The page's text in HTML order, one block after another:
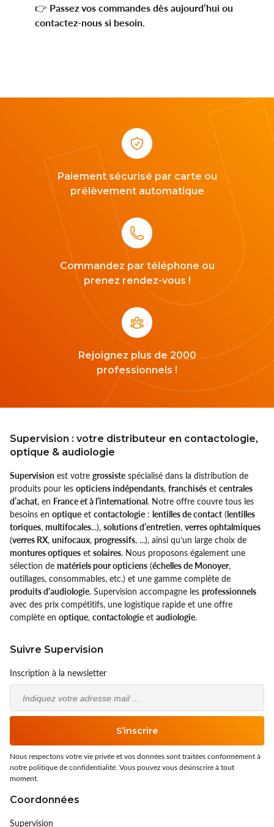
Innoxa
KENDALL + KYLIE
LCS
Lenoir Eyewear
LINE ART
Mark'ennovy
Ocean Sunglasses
Optikam
Optinett
Palco
Precilens
Ray-Ban
Rayovac
Siclair & Nett
Sunoptic
Supervision
UVOJI
Varionet
👉 Passez vos commandes dès aujourd’hui ou
contactez-nous si besoin.
Paiement sécurisé par carte ou
prélèvement automatique
Commandez par téléphone ou
prenez rendez-vous !
Rejoignez plus de 2000
professionnels !
Supervision : votre distributeur en contactologie,
optique & audiologie
Supervision est votre grossiste spécialisé dans la distribution de
produits pour les opticiens indépendants, franchisés et centrales
d’achat, en France et à l’international. Notre offre couvre tous les
besoins en optique et contactologie : lentilles de contact (lentilles
toriques, multifocales...), solutions d’entretien, verres ophtalmiques
(verres RX, unifocaux, progressifs, ...), ainsi qu’un large choix de
montures optiques et solaires. Nous proposons également une
sélection de matériels pour opticiens (échelles de Monoyer,
outillages, consommables, etc.) et une gamme complète de
produits d'audiologie. Supervision accompagne les professionnels
avec des prix compétitifs, une logistique rapide et une offre
complète en optique, contactologie et audiologie.
Suivre Supervision
Inscription à la newsletter
Email
S’inscrire
Nous respectons votre vie privée et vos données sont traitées conformément à
notre politique de confidentialité. Vous pouvez vous désinscrire à tout
moment.
Coordonnées
Supervision